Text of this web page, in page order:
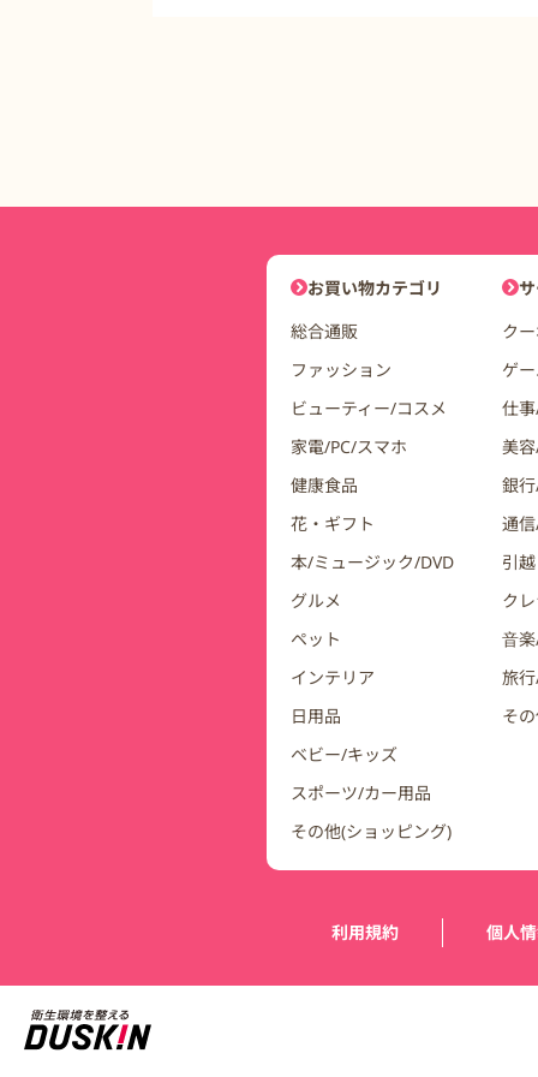
DDuetコインモールナビゲーシ
お買い物カテゴリ
総合通販
ファッション
ビューティー/コスメ
家電/PC/スマホ
健康食品
花・ギフト
本/ミュージック/DVD
グルメ
ペット
インテリア
日用品
ベビー/キッズ
スポーツ/カー用品
その他(ショッピング)
ク
ゲ
仕
美
銀
通
引
ク
音
旅
そ
利用規約 個人